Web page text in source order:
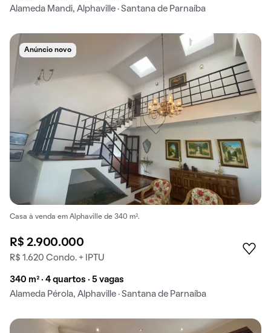
Alameda Mandi, Alphaville · Santana de Parnaíba
Anúncio novo
Casa à venda em Alphaville de 340 m².
R$ 2.900.000
R$ 1.620 Condo. + IPTU
340 m² · 4 quartos · 5 vagas
Alameda Pérola, Alphaville · Santana de Parnaíba